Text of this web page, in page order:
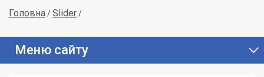
Головна/Slider/
Меню сайту